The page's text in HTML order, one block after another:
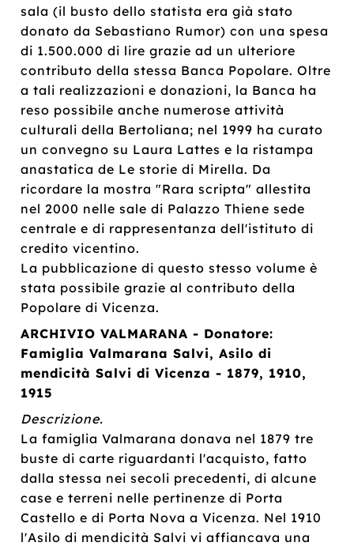
sala (il busto dello statista era già stato
donato da Sebastiano Rumor) con una spesa
di 1.500.000 di lire grazie ad un ulteriore
contributo della stessa Banca Popolare. Oltre
a tali realizzazioni e donazioni, la Banca ha
reso possibile anche numerose attività
culturali della Bertoliana; nel 1999 ha curato
un convegno su Laura Lattes e la ristampa
anastatica de Le storie di Mirella. Da
ricordare la mostra "Rara scripta" allestita
nel 2000 nelle sale di Palazzo Thiene sede
centrale e di rappresentanza dell'istituto di
credito vicentino.
La pubblicazione di questo stesso volume è
stata possibile grazie al contributo della
Popolare di Vicenza.
ARCHIVIO VALMARANA - Donatore:
Famiglia Valmarana Salvi, Asilo di
mendicità Salvi di Vicenza - 1879, 1910,
1915
Descrizione.
La famiglia Valmarana donava nel 1879 tre
buste di carte riguardanti l'acquisto, fatto
dalla stessa nei secoli precedenti, di alcune
case e terreni nelle pertinenze di Porta
Castello e di Porta Nova a Vicenza. Nel 1910
l'Asilo di mendicità Salvi vi affiancava una